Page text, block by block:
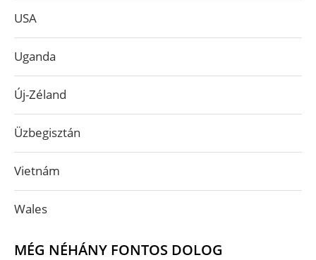
USA
Uganda
Új-Zéland
Üzbegisztán
Vietnám
Wales
MÉG NÉHÁNY FONTOS DOLOG